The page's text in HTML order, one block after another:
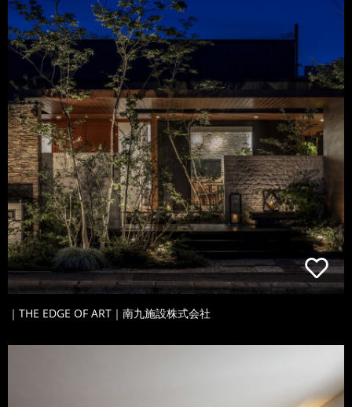
｜THE EDGE OF ART｜南九施設株式会社